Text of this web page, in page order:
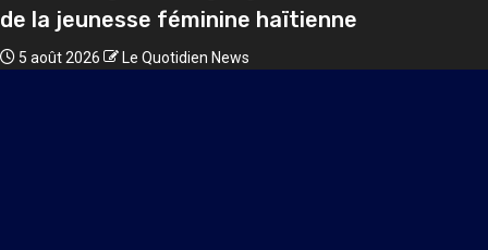
de la jeunesse féminine haïtienne
5 août 2026 Le Quotidien News